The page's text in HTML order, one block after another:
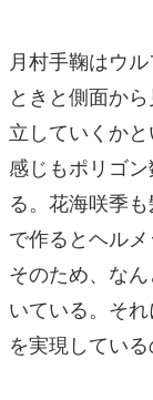
月村手鞠はウ
ときと側面か
立していくか
感じもポリゴ
る。花海咲季
で作るとヘル
そのため、な
いている。そ
を実現している